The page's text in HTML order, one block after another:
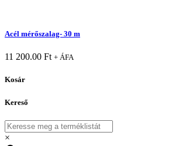
Acél mérőszalag- 30 m
11 200.00 Ft + ÁFA
Kosár
Kereső
×